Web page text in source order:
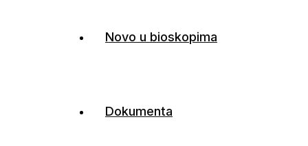
Novo u bioskopima
Dokumenta